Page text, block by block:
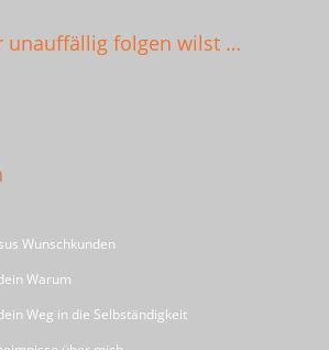
unauffällig folgen wilst …
Wunschkunden
Warum
Weg in die Selbständigkeit